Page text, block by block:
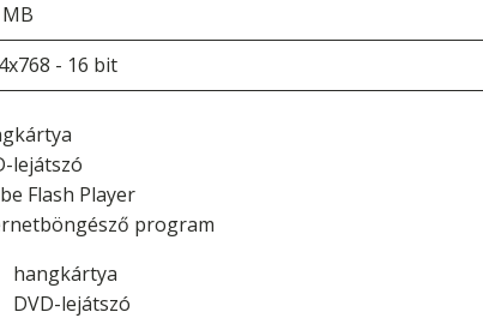
- 16 bit
lejátszó
Flash Player
program
hangkártya
DVD-lejátszó